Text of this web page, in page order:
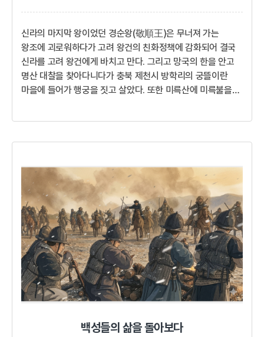
신라의 마지막 왕이었던 경순왕(敬順王)은 무너져 가는
왕조에 괴로워하다가 고려 왕건의 친화정책에 감화되어 결국
신라를 고려 왕건에게 바치고 만다. 그리고 망국의 한을 안고
명산 대찰을 찾아다니다가 충북 제천시 방학리의 궁뜰이란
마을에 들어가 행궁을 짓고 살았다. 또한 미륵산에 미륵불을
있으랴. 궁뜰에 묻혀 살며 아침저녁으로 고개에 올라가 속죄의
절을 하리라.부드러움과 강함 사이에서927년 후백제의
견훤은 신라 서라벌(경주...
백성들의 삶을 돌아보다